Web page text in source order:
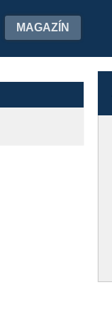
MAGAZÍN